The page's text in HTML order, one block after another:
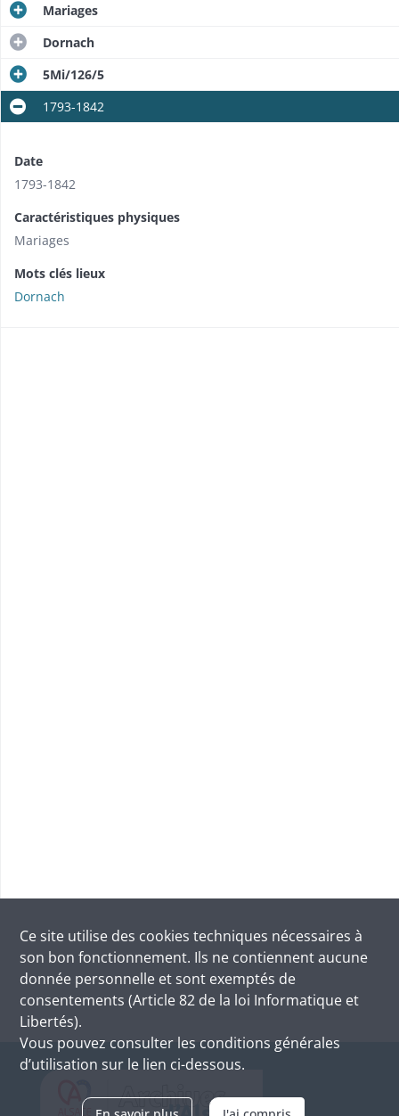
Mariages
Dornach
5Mi/126/5
1793-1842
Date
1793-1842
Caractéristiques physiques
Mariages
Mots clés lieux
Dornach
Ce site utilise des cookies techniques nécessaires à
son bon fonctionnement. Ils ne contiennent aucune
donnée personnelle et sont exemptés de
consentements (Article 82 de la loi Informatique et
Libertés).
Vous pouvez consulter les conditions générales
d’utilisation sur le lien ci-dessous.